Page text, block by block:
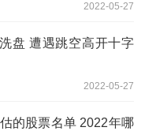
2022-05-27
盘 遭遇跳空高开十字
2022-05-27
的股票名单 2022年哪